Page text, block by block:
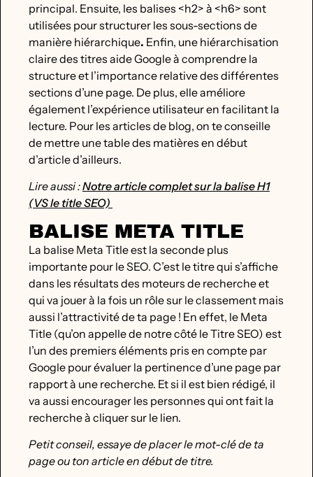
principal. Ensuite, les balises <h2> à <h6> sont
utilisées pour structurer les sous-sections de
manière hiérarchique. Enfin, une hiérarchisation
claire des titres aide Google à comprendre la
structure et l’importance relative des différentes
sections d’une page. De plus, elle améliore
également l’expérience utilisateur en facilitant la
lecture. Pour les articles de blog, on te conseille
de mettre une table des matières en début
d’article d’ailleurs.
Lire aussi :Notre article complet sur la balise H1
(VS le title SEO)
BALISE META TITLE
La balise Meta Title est la seconde plus
importante pour le SEO. C’est le titre qui s’affiche
dans les résultats des moteurs de recherche et
qui va jouer à la fois un rôle sur le classement mais
aussi l’attractivité de ta page ! En effet, le Meta
Title (qu’on appelle de notre côté le Titre SEO) est
l’un des premiers éléments pris en compte par
Google pour évaluer la pertinence d’une page par
rapport à une recherche. Et si il est bien rédigé, il
va aussi encourager les personnes qui ont fait la
recherche à cliquer sur le lien.
Petit conseil, essaye de placer le mot-clé de ta
page ou ton article en début de titre.